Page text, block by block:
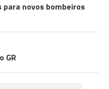
para novos bombeiros
GR